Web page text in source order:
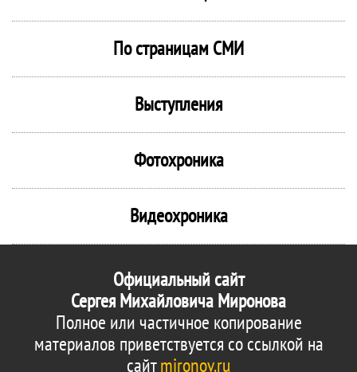
По страницам СМИ
Выступления
Фотохроника
Видеохроника
Официальный сайт
Сергея Михайловича Миронова
Полное или частичное копирование
материалов приветствуется со ссылкой на
сайтmironov.ru